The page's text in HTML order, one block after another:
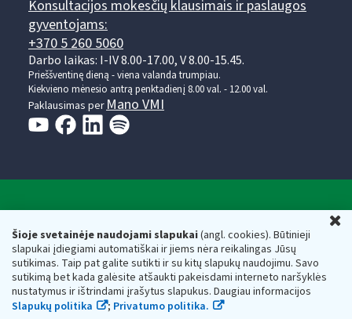
Šioje svetainėje naudojami slapukai(angl. cookies). Būtinieji
slapukai įdiegiami automatiškai ir jiems nėra reikalingas Jūsų
sutikimas. Taip pat galite sutikti ir su kitų slapukų naudojimu. Savo
sutikimą bet kada galėsite atšaukti pakeisdami interneto naršyklės
nustatymus ir ištrindami įrašytus slapukus. Daugiau informacijos
Slapukų politika
; Privatumo politika.
Konsultacijos mokesčių klausimais ir paslaugos
gyventojams:
+370 5 260 5060
Darbo laikas: I-IV 8.00-17.00, V 8.00-15.45.
Prieššventinę dieną - viena valanda trumpiau.
Kiekvieno mėnesio antrą penktadienį 8.00 val. - 12.00 val.
Paklausimas per Mano VMI
Respublikos finansų ministerijos
Biudžetinė įstaiga. Juridinio asmens kodas — 188659752,
adresas: Vasario 16-osios g. 14, 01107 Vilnius, Lietuva, el.paštas:
vmi@vmi.lt, E. pristatymo dėžutės adresas 188659752
Duomenys apie Valstybinę mokesčių inspekciją prie Lietuvos
Respublikos finansų ministerijos kaupiami ir saugomi Juridinių